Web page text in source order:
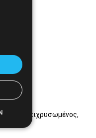
επιχρυσωμένος,